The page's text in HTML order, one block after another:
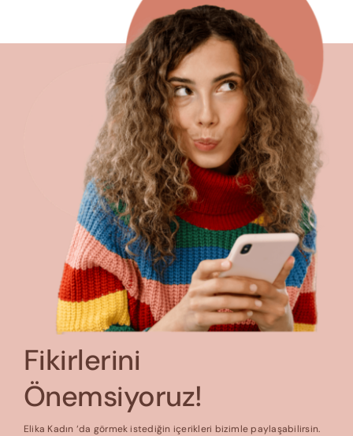
Fikirlerini
Önemsiyoruz!
Elika Kadın ‘da görmek istediğin içerikleri bizimle paylaşabilirsin.